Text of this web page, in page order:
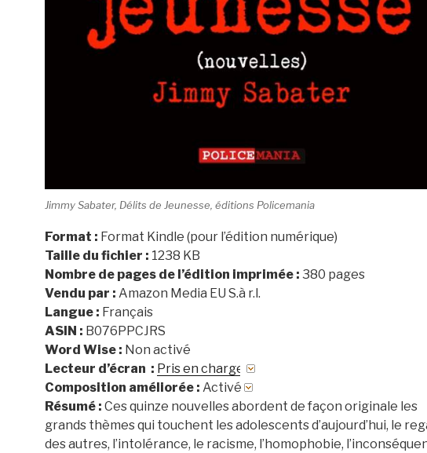
Jimmy Sabater, Délits de Jeunesse, éditions Policemania
Format : Format Kindle (pour l’édition numérique)
Taille du fichier : 1238 KB
Nombre de pages de l’édition imprimée : 380 pages
Vendu par : Amazon Media EU S.à r.l.
Langue : Français
ASIN : B076PPCJRS
Word Wise : Non activé
Lecteur d’écran : Pris en charge
Composition améliorée : Activé
Résumé : Ces quinze nouvelles abordent de façon originale les
grands thèmes qui touchent les adolescents d’aujourd’hui, le
des autres, l’intolérance, le racisme, l’homophobie,